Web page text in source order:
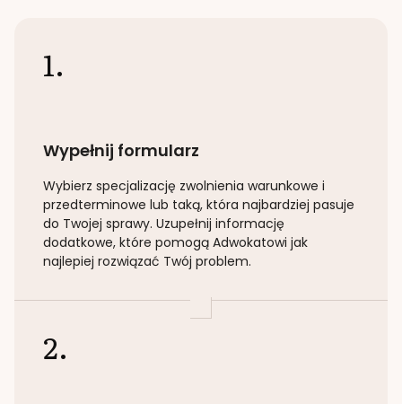
1.
Wypełnij formularz
Wybierz specjalizację zwolnienia warunkowe i
przedterminowe lub taką, która najbardziej pasuje
do Twojej sprawy. Uzupełnij informację
dodatkowe, które pomogą Adwokatowi jak
najlepiej rozwiązać Twój problem.
2.